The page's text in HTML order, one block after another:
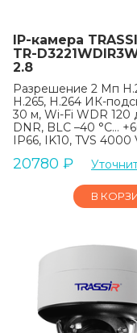
IP-камера
TR-
2.8
Разрешение 2 Мп
H.265, H.264 ИК-
30 м, Wi-Fi WDR 120
DNR, BLC –40 °C…
IP66, IK10, TVS 4000
20780 ₽
В